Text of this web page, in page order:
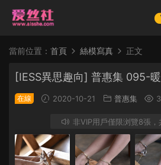
當前位置： 首頁 絲模寫真 正文
[IESS異思趣向] 普惠集 095-
在線 2020-10-21 普惠集
非VIP用戶僅限浏覽8張，